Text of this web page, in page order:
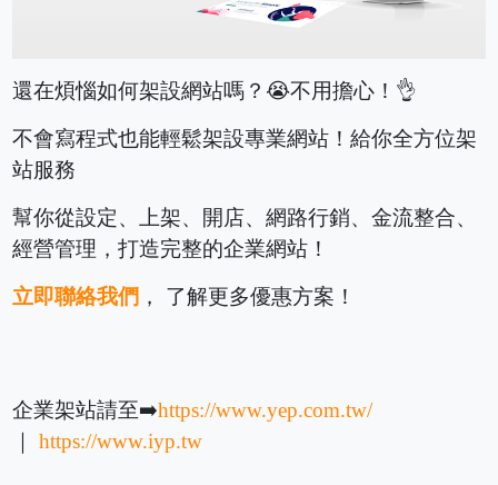
還在煩惱如何架設網站嗎？😭不用擔心！👌
不會寫程式也能輕鬆架設專業網站！給你全方位架
站服務
幫你從設定、上架、開店、網路行銷、金流整合、
經營管理，打造完整的企業網站！
立即聯絡我們 ， 了解更多優惠方案！
企業架站請至➡️https://www.yep.com.tw/
｜https://www.iyp.tw